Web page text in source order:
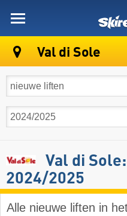
Val di Sole
Val di
2024/2025
Alle nieuwe liften in